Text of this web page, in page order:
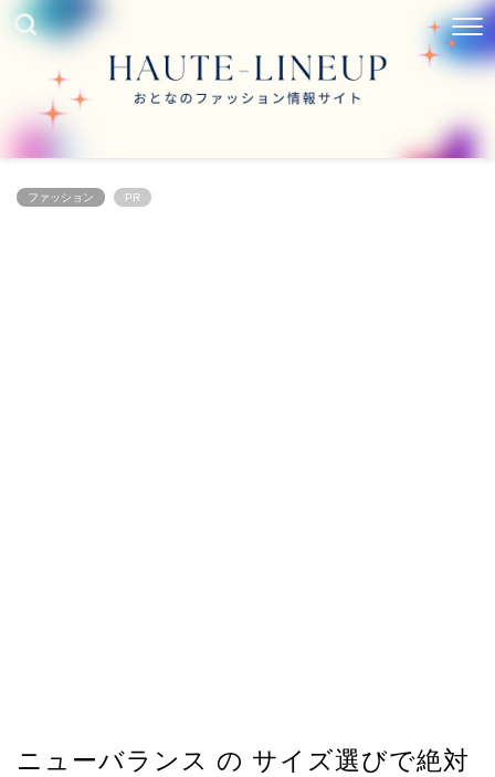
ファッション PR
ニューバランス の サイズ選びで絶対